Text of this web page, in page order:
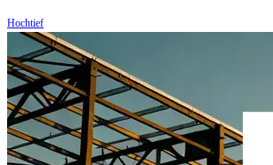
Hochtief